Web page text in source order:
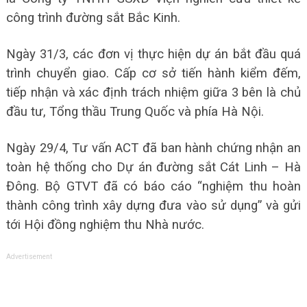
công trình đường sắt Bắc Kinh.
Ngày 31/3, các đơn vị thực hiện dự án bắt đầu quá
trình chuyển giao. Cấp cơ sở tiến hành kiểm đếm,
tiếp nhận và xác định trách nhiệm giữa 3 bên là chủ
đầu tư, Tổng thầu Trung Quốc và phía Hà Nội.
Ngày 29/4, Tư vấn ACT đã ban hành chứng nhận an
toàn hệ thống cho Dự án đường sắt Cát Linh – Hà
Đông. Bộ GTVT đã có báo cáo “nghiệm thu hoàn
thành công trình xây dựng đưa vào sử dụng” và gửi
tới Hội đồng nghiệm thu Nhà nước.
Advertisement